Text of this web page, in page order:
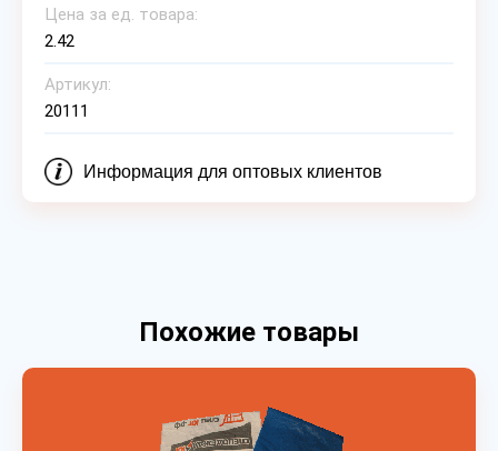
Цена за ед. товара:
2.42
Артикул:
20111
Информация для оптовых клиентов
Похожие товары